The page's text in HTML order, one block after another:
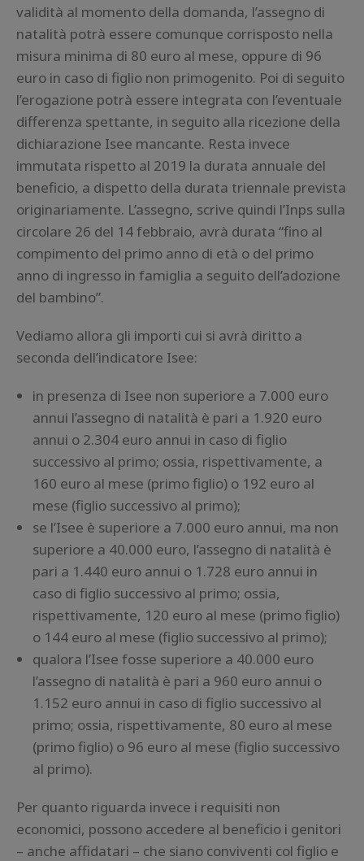
validità al momento della domanda, l’assegno di
natalità potrà essere comunque corrisposto nella
misura minima di 80 euro al mese, oppure di 96
euro in caso di figlio non primogenito. Poi di seguito
l’erogazione potrà essere integrata con l’eventuale
differenza spettante, in seguito alla ricezione della
dichiarazione Isee mancante. Resta invece
immutata rispetto al 2019 la durata annuale del
beneficio, a dispetto della durata triennale prevista
originariamente. L’assegno, scrive quindi l’Inps sulla
circolare 26 del 14 febbraio, avrà durata “fino al
compimento del primo anno di età o del primo
anno di ingresso in famiglia a seguito dell’adozione
del bambino”.
Vediamo allora gli importi cui si avrà diritto a
seconda dell’indicatore Isee:
in presenza di Isee non superiore a 7.000 euro
annui l’assegno di natalità è pari a 1.920 euro
annui o 2.304 euro annui in caso di figlio
successivo al primo; ossia, rispettivamente, a
160 euro al mese (primo figlio) o 192 euro al
mese (figlio successivo al primo);
se l’Isee è superiore a 7.000 euro annui, ma non
superiore a 40.000 euro, l’assegno di natalità è
pari a 1.440 euro annui o 1.728 euro annui in
caso di figlio successivo al primo; ossia,
rispettivamente, 120 euro al mese (primo figlio)
o 144 euro al mese (figlio successivo al primo);
qualora l’Isee fosse superiore a 40.000 euro
l’assegno di natalità è pari a 960 euro annui o
1.152 euro annui in caso di figlio successivo al
primo; ossia, rispettivamente, 80 euro al mese
(primo figlio) o 96 euro al mese (figlio successivo
al primo).
Per quanto riguarda invece i requisiti non
economici, possono accedere al beneficio i genitori
– anche affidatari – che siano conviventi col figlio e